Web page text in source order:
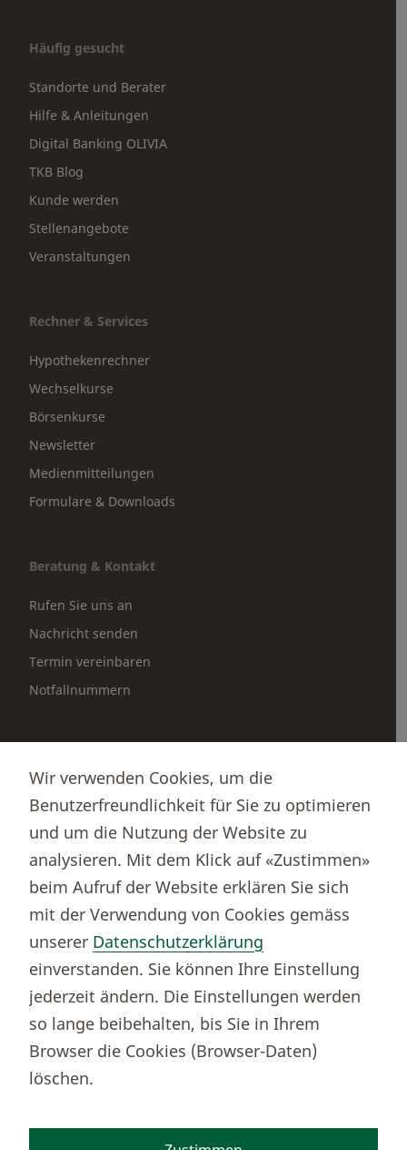
Häufig gesucht
Standorte und Berater
Hilfe & Anleitungen
Digital Banking OLIVIA
TKB Blog
Kunde werden
Stellenangebote
Veranstaltungen
Rechner & Services
Hypothekenrechner
Wechselkurse
Börsenkurse
Newsletter
Medienmitteilungen
Formulare & Downloads
Beratung & Kontakt
Rufen Sie uns an
Nachricht senden
Termin vereinbaren
Notfallnummern
Börsenportal Yourmoney
Thurgauer Kantonalbank
Bankenclearingnr.
784
BIC (SWIFT)
KBTGCH22
Weitere TKB Nummern
Rechtliche Hinweise
Barrierefreiheit
Cookie-Einstellungen
Wir verwenden Cookies, um die
Benutzerfreundlichkeit für Sie zu optimieren
und um die Nutzung der Website zu
analysieren. Mit dem Klick auf «Zustimmen»
beim Aufruf der Website erklären Sie sich
mit der Verwendung von Cookies gemäss
unserer Datenschutzerklärung
einverstanden. Sie können Ihre Einstellung
jederzeit ändern. Die Einstellungen werden
so lange beibehalten, bis Sie in Ihrem
Browser die Cookies (Browser-Daten)
löschen.